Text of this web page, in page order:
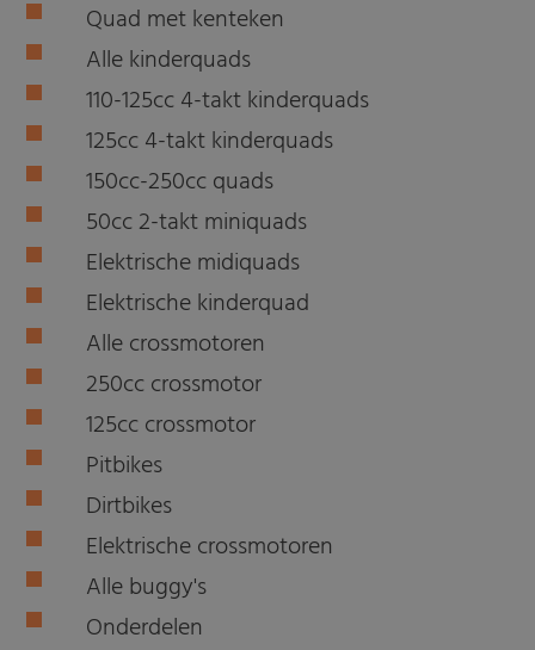
Quad met kenteken
Alle kinderquads
110-125cc 4-takt kinderquads
125cc 4-takt kinderquads
150cc-250cc quads
50cc 2-takt miniquads
Elektrische midiquads
Elektrische kinderquad
Alle crossmotoren
250cc crossmotor
125cc crossmotor
Pitbikes
Dirtbikes
Elektrische crossmotoren
Alle buggy's
Onderdelen